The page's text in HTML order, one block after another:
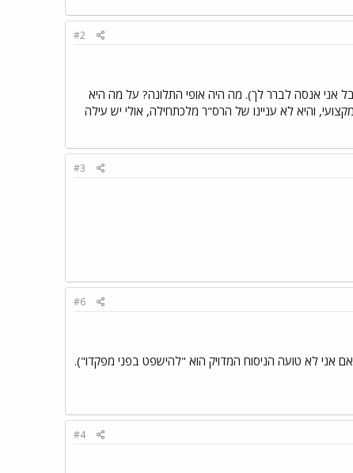
#2
אני אנסה לברר לך). מה היה אופי התלונה? על מה היא
והיא לא עניינו של הרס"ר מלכתחילה, אולי יש עילה
#3
#6
אני לא טועה הניסוח המדויק הוא "להישפט בפני מפקדו").
#4